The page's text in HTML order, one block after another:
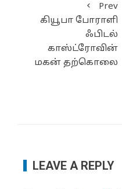
Prev
கியூபா போராளி
ஃபிடல்
காஸ்ட்ரோவின்
மகன் தற்கொலை
LEAVE A REPLY